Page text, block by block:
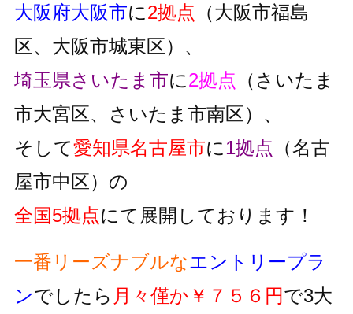
大阪府大阪市に2拠点 （大阪市福島
区、大阪市城東区）、
埼玉県さいたま市に2拠点 （さいたま
市大宮区、さいたま市南区）、
そして愛知県名古屋市に1拠点 （名古
屋市中区）の
全国5拠点にて展開しております！
一番リーズナブルなエントリープラ
ンでしたら 月々僅か￥７５６円で3大